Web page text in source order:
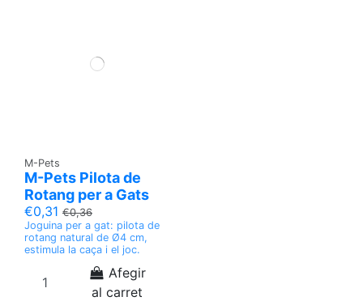
M-Pets
M-Pets Pilota de
Rotang per a Gats
€0,31 €0,36
Joguina per a gat: pilota de
rotang natural de Ø4 cm,
estimula la caça i el joc.
Afegir
al carret